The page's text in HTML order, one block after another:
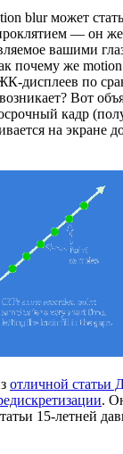
blur может
— он
вашими
почему же
дисплеев по
Вот
кадр
на экране
отличной статьи
.
15-летней